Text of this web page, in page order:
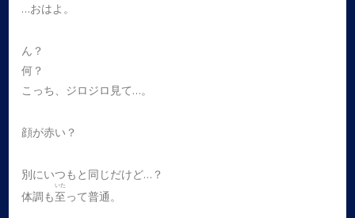
…おはよ。
ん？
何？
こっち、ジロジロ見て…。
顔が赤い？
別にいつもと同じだけど…？
体調も至
いた
って普通。